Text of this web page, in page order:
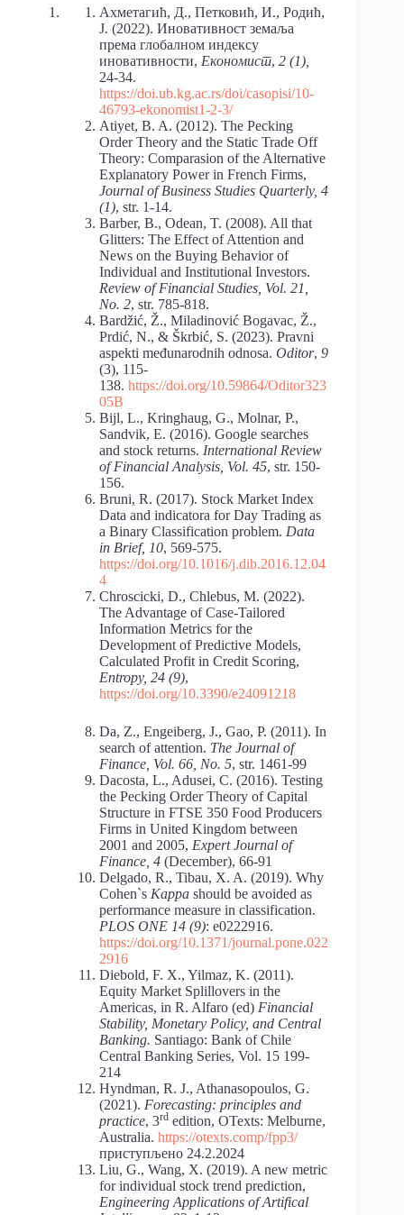
Ахметагић, Д., Петковић, И., Родић,
Ј. (2022). Иновативност земаља
према глобалном индексу
иновативности, Економист, 2 (1),
24-34.
https://doi.ub.kg.ac.rs/doi/casopisi/10-
46793-ekonomist1-2-3/
Atiyet, B. A. (2012). The Pecking
Order Theory and the Static Trade Off
Theory: Comparasion of the Alternative
Explanatory Power in French Firms,
Journal of Business Studies Quarterly, 4
(1), str. 1-14.
Barber, B., Odean, T. (2008). All that
Glitters: The Effect of Attention and
News on the Buying Behavior of
Individual and Institutional Investors.
Review of Financial Studies, Vol. 21,
No. 2, str. 785-818.
Bardžić, Ž., Miladinović Bogavac, Ž.,
Prdić, N., & Škrbić, S. (2023). Pravni
aspekti međunarodnih odnosa. Oditor, 9
(3), 115-
138. https://doi.org/10.59864/Oditor323
05B
Bijl, L., Kringhaug, G., Molnar, P.,
Sandvik, E. (2016). Google searches
and stock returns. International Review
of Financial Analysis, Vol. 45, str. 150-
156.
Bruni, R. (2017). Stock Market Index
Data and indicatora for Day Trading as
a Binary Classification problem. Data
in Brief, 10, 569-575.
https://doi.org/10.1016/j.dib.2016.12.04
4
Chroscicki, D., Chlebus, M. (2022).
The Advantage of Case-Tailored
Information Metrics for the
Development of Predictive Models,
Calculated Profit in Credit Scoring,
Entropy, 24 (9),
https://doi.org/10.3390/e24091218
Da, Z., Engeiberg, J., Gao, P. (2011). In
search of attention. The Journal of
Finance, Vol. 66, No. 5, str. 1461-99
Dacosta, L., Adusei, C. (2016). Testing
the Pecking Order Theory of Capital
Structure in FTSE 350 Food Producers
Firms in United Kingdom between
2001 and 2005, Expert Journal of
Finance, 4 (December), 66-91
Delgado, R., Tibau, X. A. (2019). Why
Cohen`s Kappa should be avoided as
performance measure in classification.
PLOS ONE 14 (9): e0222916.
https://doi.org/10.1371/journal.pone.022
2916
Diebold, F. X., Yilmaz, K. (2011).
Equity Market Splillovers in the
Americas, in R. Alfaro (ed) Financial
Stability, Monetary Policy, and Central
Banking. Santiago: Bank of Chile
Central Banking Series, Vol. 15 199-
214
Hyndman, R. J., Athanasopoulos, G.
(2021). Forecasting: principles and
practice, 3rd edition, OTexts: Melburne,
Australia. https://otexts.comp/fpp3/
приступљено 24.2.2024
Liu, G., Wang, X. (2019). A new metric
for individual stock trend prediction,
Engineering Applications of Artifical